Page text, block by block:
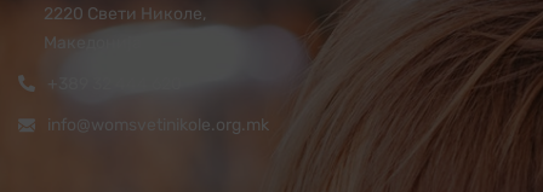
2220 Свети Николе,
Македонија
info@womsvetinikole.org.mk